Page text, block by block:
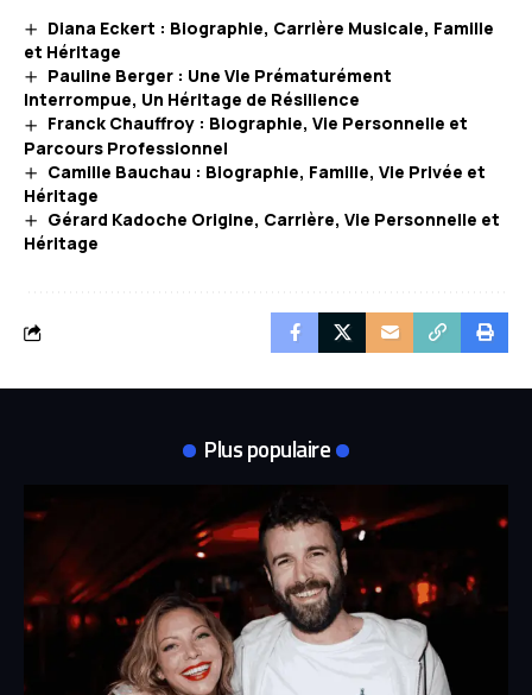
Diana Eckert : Biographie, Carrière Musicale, Famille
et Héritage
Pauline Berger : Une Vie Prématurément
Interrompue, Un Héritage de Résilience
Franck Chauffroy : Biographie, Vie Personnelle et
Parcours Professionnel
Camille Bauchau : Biographie, Famille, Vie Privée et
Héritage
Gérard Kadoche Origine, Carrière, Vie Personnelle et
Héritage
Plus populaire